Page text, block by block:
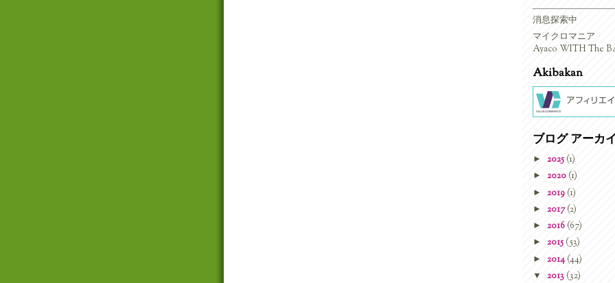
消息探索中
マイクロマニア
Ayaco WITH The
Akibakan
ブログ アーカ
► 2025 (1)
► 2020 (1)
► 2019 (1)
► 2017(2)
► 2016 (67)
► 2015 (53)
► 2014 (44)
▼ 2013 (32)